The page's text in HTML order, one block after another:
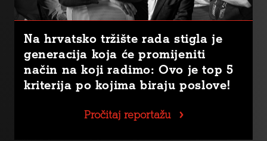
Na hrvatsko tržište rada stigla je
generacija koja će promijeniti
način na koji radimo: Ovo je top 5
kriterija po kojima biraju poslove!
Pročitaj reportažu